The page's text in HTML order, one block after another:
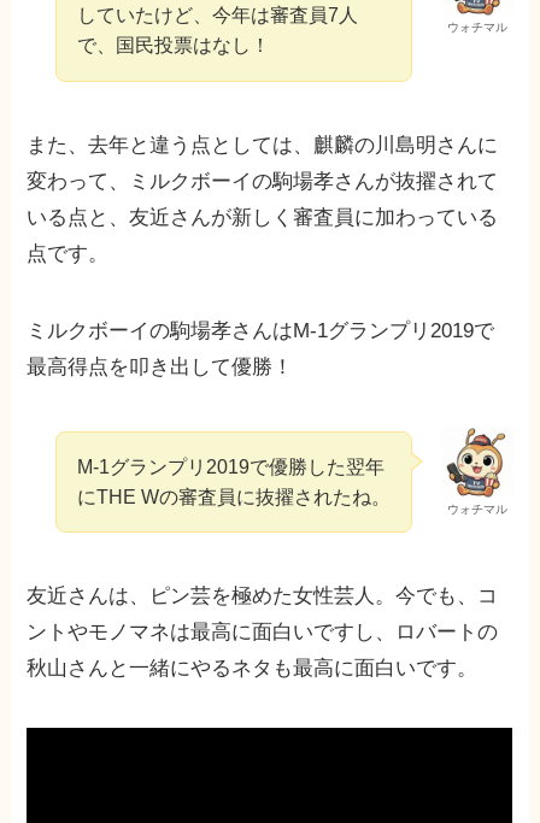
ウォチマル
していたけど、今年は審査員7人
で、国民投票はなし！
また、去年と違う点としては、麒麟の川島明さんに
変わって、ミルクボーイの駒場孝さんが抜擢されて
いる点と、友近さんが新しく審査員に加わっている
点です。
ミルクボーイの駒場孝さんはM-1グランプリ2019で
最高得点を叩き出して優勝！
ウォチマル
M-1グランプリ2019で優勝した翌年
にTHE Wの審査員に抜擢されたね。
友近さんは、ピン芸を極めた女性芸人。今でも、コ
ントやモノマネは最高に面白いですし、ロバートの
秋山さんと一緒にやるネタも最高に面白いです。